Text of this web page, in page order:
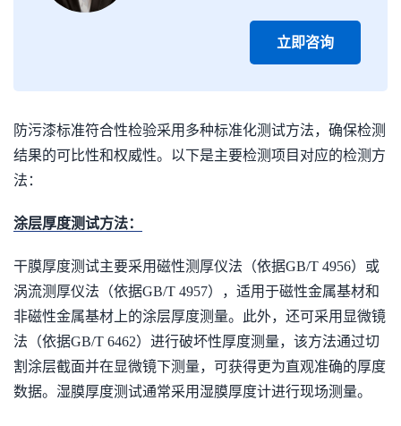
立即咨询
防污漆标准符合性检验采用多种标准化测试方法，确保检测
结果的可比性和权威性。以下是主要检测项目对应的检测方
法：
涂层厚度测试方法：
干膜厚度测试主要采用磁性测厚仪法（依据GB/T 4956）或
涡流测厚仪法（依据GB/T 4957），适用于磁性金属基材和
非磁性金属基材上的涂层厚度测量。此外，还可采用显微镜
法（依据GB/T 6462）进行破坏性厚度测量，该方法通过切
割涂层截面并在显微镜下测量，可获得更为直观准确的厚度
数据。湿膜厚度测试通常采用湿膜厚度计进行现场测量。